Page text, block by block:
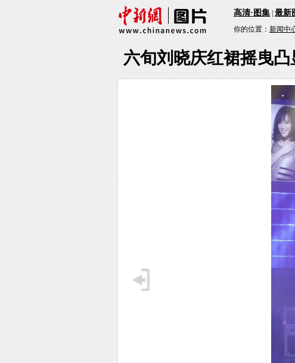
高清·图集|最新
你的位置：新闻中
六旬刘晓庆红裙摇曳凸